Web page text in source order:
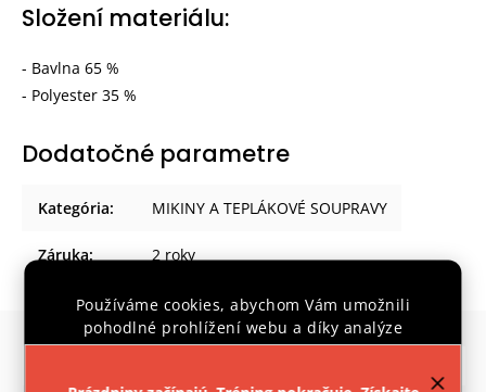
Používáme cookies, abychom Vám umožnili
pohodlné prohlížení webu a díky analýze
provozu webu neustále zlepšovali jeho funkce,
Složení materiálu:
- Bavlna 65 %
- Polyester 35 %
Dodatočné parametre
Kategória: MIKINY A TEPLÁKOVÉ SOUPRAVY
Záruka: 2 roky